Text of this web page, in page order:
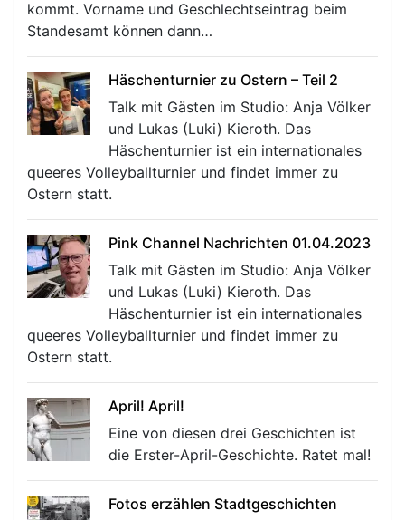
kommt. Vorname und Geschlechtseintrag beim
Standesamt können dann…
Häschenturnier zu Ostern – Teil 2
Talk mit Gästen im Studio: Anja Völker
und Lukas (Luki) Kieroth. Das
Häschenturnier ist ein internationales
queeres Volleyballturnier und findet immer zu
Ostern statt.
Pink Channel Nachrichten 01.04.2023
Talk mit Gästen im Studio: Anja Völker
und Lukas (Luki) Kieroth. Das
Häschenturnier ist ein internationales
queeres Volleyballturnier und findet immer zu
Ostern statt.
April! April!
Eine von diesen drei Geschichten ist
die Erster-April-Geschichte. Ratet mal!
Fotos erzählen Stadtgeschichten